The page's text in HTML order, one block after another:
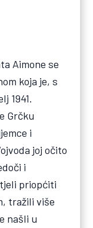
Aimone se
koja je, s
1941.
Grčku
i
joj očito
i
priopćiti
tražili više
našli u